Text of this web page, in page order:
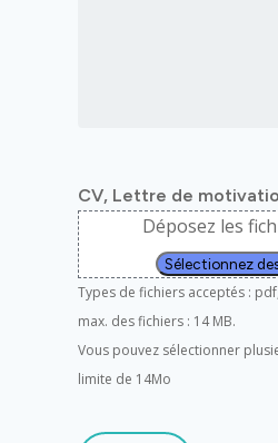
CV, Lettre de
Déposez les
Sélectionnez
Types de fichiers acceptés :
max. des fichiers : 14 MB.
Vous pouvez sélectionner
limite de 14Mo